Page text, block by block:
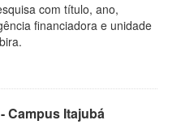
com título, ano,
financiadora e unidade
Campus Itajubá